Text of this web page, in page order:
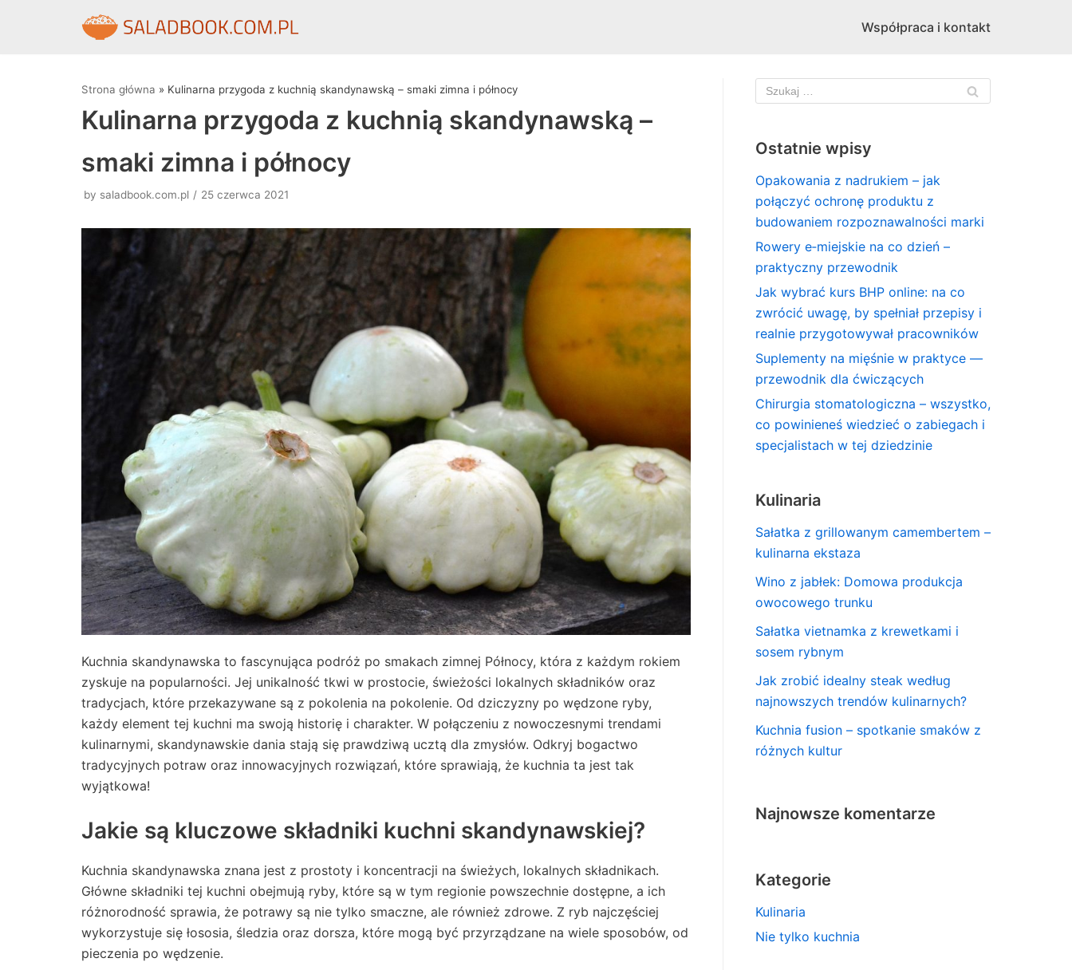
Współpraca i kontakt
Strona główna » Kulinarna przygoda z kuchnią skandynawską – smaki zimna i północy
Kulinarna przygoda z kuchnią skandynawską –
smaki zimna i północy
by saladbook.com.pl 25 czerwca 2021
Kuchnia skandynawska to fascynująca podróż po smakach zimnej Północy, która z każdym rokiem
zyskuje na popularności. Jej unikalność tkwi w prostocie, świeżości lokalnych składników oraz
tradycjach, które przekazywane są z pokolenia na pokolenie. Od dziczyzny po wędzone ryby,
każdy element tej kuchni ma swoją historię i charakter. W połączeniu z nowoczesnymi trendami
kulinarnymi, skandynawskie dania stają się prawdziwą ucztą dla zmysłów. Odkryj bogactwo
tradycyjnych potraw oraz innowacyjnych rozwiązań, które sprawiają, że kuchnia ta jest tak
wyjątkowa!
Jakie są kluczowe składniki kuchni skandynawskiej?
Kuchnia skandynawska znana jest z prostoty i koncentracji na świeżych, lokalnych składnikach.
Główne składniki tej kuchni obejmują ryby, które są w tym regionie powszechnie dostępne, a ich
różnorodność sprawia, że potrawy są nie tylko smaczne, ale również zdrowe. Z ryb najczęściej
wykorzystuje się łososia, śledzia oraz dorsza, które mogą być przyrządzane na wiele sposobów, od
pieczenia po wędzenie.
Ostatnie wpisy
Opakowania z nadrukiem – jak
połączyć ochronę produktu z
budowaniem rozpoznawalności marki
Rowery e‑miejskie na co dzień –
praktyczny przewodnik
Jak wybrać kurs BHP online: na co
zwrócić uwagę, by spełniał przepisy i
realnie przygotowywał pracowników
Suplementy na mięśnie w praktyce —
przewodnik dla ćwiczących
Chirurgia stomatologiczna – wszystko,
co powinieneś wiedzieć o zabiegach i
specjalistach w tej dziedzinie
Kulinaria
Sałatka z grillowanym camembertem –
kulinarna ekstaza
Wino z jabłek: Domowa produkcja
owocowego trunku
Sałatka vietnamka z krewetkami i
sosem rybnym
Jak zrobić idealny steak według
najnowszych trendów kulinarnych?
Kuchnia fusion – spotkanie smaków z
różnych kultur
Najnowsze komentarze
Kategorie
Kulinaria
Nie tylko kuchnia